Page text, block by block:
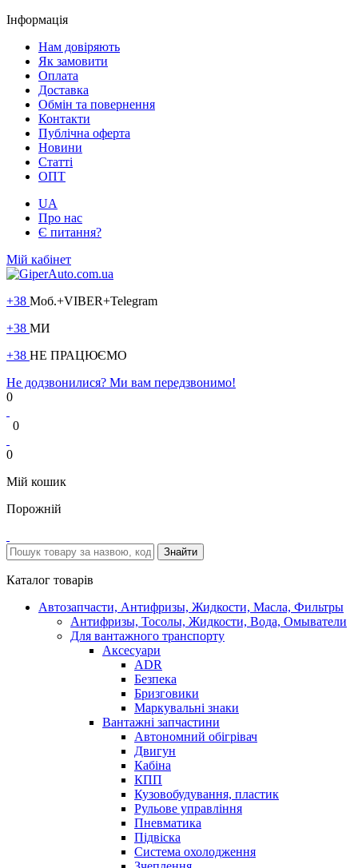
Інформація
Нам довіряють
Як замовити
Оплата
Доставка
Обмін та повернення
Контакти
Публічна оферта
Новини
Статті
ОПТ
UA
Про нас
Є питання?
Мій кабінет
+38 Моб.+VIBER+Telegram
+38 МИ
+38 НЕ ПРАЦЮЄМО
Не додзвонилися? Ми вам передзвонимо!
0
0
0
Мій кошик
Порожній
Каталог товарів
Автозапчасти, Антифризы, Жидкости, Масла, Фильтры
Антифризы, Тосолы, Жидкости, Вода, Омыватели
Для вантажного транспорту
Аксесуари
ADR
Безпека
Бризговики
Маркувальні знаки
Вантажні запчастини
Автономний обігрівач
Двигун
Кабіна
КПП
Кузовобудування, пластик
Рульове управління
Пневматика
Підвіска
Система охолодження